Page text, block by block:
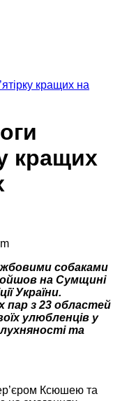
кращих на
кращих
собаками
на Сумщині
України.
пар з 23 областей
улюбленців у
та
Ксюшею та